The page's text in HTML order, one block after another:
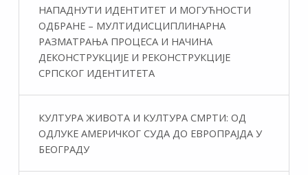
НАПАДНУТИ ИДЕНТИТЕТ И МОГУЋНОСТИ
ОДБРАНЕ – МУЛТИДИСЦИПЛИНАРНА
РАЗМАТРАЊА ПРОЦЕСА И НАЧИНА
ДЕКОНСТРУКЦИЈЕ И РЕКОНСТРУКЦИЈЕ
СРПСКОГ ИДЕНТИТЕТА
КУЛТУРА ЖИВОТА И КУЛТУРА СМРТИ: ОД
ОДЛУКЕ АМЕРИЧКОГ СУДА ДО ЕВРОПРАЈДА У
БЕОГРАДУ